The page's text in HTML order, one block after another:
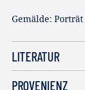
Gemälde:
LITERATUR
PROVENIENZ